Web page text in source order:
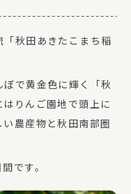
秋田あきたこまち稲
で黄金色に輝く「秋
りんご園地で頭上に
農産物と秋田南部圏
です。